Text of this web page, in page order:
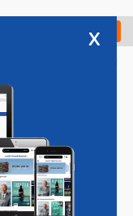
Check in
Vacatures
x